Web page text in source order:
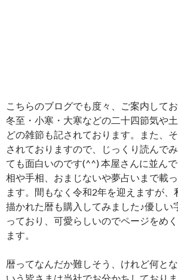
こちらのブログでも度々、ご案内して
冬至・小寒・大寒などの二十四節気や
どの雑節も記されております。また、
されておりますので、じっくり読んで
ても面白いのです(^^) 本屋さんに並ん
相や手相、おまじないや夢占いまで載
ます。間もなく令和2年を迎えますが
描かれた暦も購入してみました♪優しい
っており、可愛らしいのでページをめく
ます。
暦ってなんだか難しそう、けれど何と
いう皆さまは当社でお分かちしており